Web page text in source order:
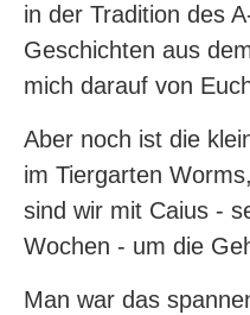
in der Tradition des
Geschichten aus
mich darauf von
Aber noch ist die
im Tiergarten
sind wir mit Caius -
Wochen - um die
Man war das